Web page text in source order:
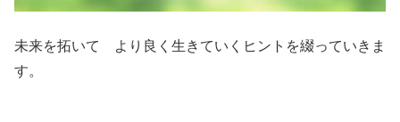
未来を拓いて より良く生きていくヒントを綴っていきま
す。